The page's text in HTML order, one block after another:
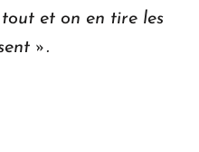
et on en tire les
».